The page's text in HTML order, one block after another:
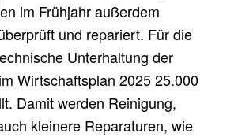
im Frühjahr außerdem
und repariert. Für die
Unterhaltung der
Wirtschaftsplan 2025 25.000
Damit werden Reinigung,
kleinere Reparaturen, wie